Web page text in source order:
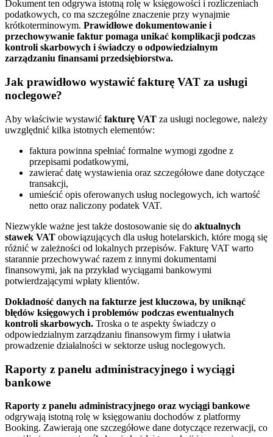
Dokument ten odgrywa istotną rolę w księgowości i rozliczeniach
podatkowych, co ma szczególne znaczenie przy wynajmie
krótkoterminowym. Prawidłowe dokumentowanie i
przechowywanie faktur pomaga unikać komplikacji podczas
kontroli skarbowych i świadczy o odpowiedzialnym
zarządzaniu finansami przedsiębiorstwa.
Jak prawidłowo wystawić fakturę VAT za usługi
noclegowe?
Aby właściwie wystawić fakturę VAT za usługi noclegowe, należy
uwzględnić kilka istotnych elementów:
faktura powinna spełniać formalne wymogi zgodne z
przepisami podatkowymi,
zawierać datę wystawienia oraz szczegółowe dane dotyczące
transakcji,
umieścić opis oferowanych usług noclegowych, ich wartość
netto oraz naliczony podatek VAT.
Niezwykle ważne jest także dostosowanie się do aktualnych
stawek VAT obowiązujących dla usług hotelarskich, które mogą się
różnić w zależności od lokalnych przepisów. Fakturę VAT warto
starannie przechowywać razem z innymi dokumentami
finansowymi, jak na przykład wyciągami bankowymi
potwierdzającymi wpłaty klientów.
Dokładność danych na fakturze jest kluczowa, by uniknąć
błędów księgowych i problemów podczas ewentualnych
kontroli skarbowych. Troska o te aspekty świadczy o
odpowiedzialnym zarządzaniu finansowym firmy i ułatwia
prowadzenie działalności w sektorze usług noclegowych.
Raporty z panelu administracyjnego i wyciągi
bankowe
Raporty z panelu administracyjnego oraz wyciągi bankowe
odgrywają istotną rolę w księgowaniu dochodów z platformy
Booking. Zawierają one szczegółowe dane dotyczące rezerwacji, co